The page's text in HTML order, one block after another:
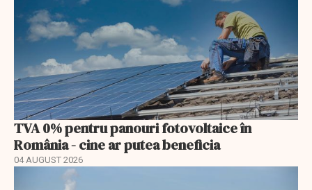
TVA 0% pentru panouri fotovoltaice în
România - cine ar putea beneficia
04 AUGUST 2026